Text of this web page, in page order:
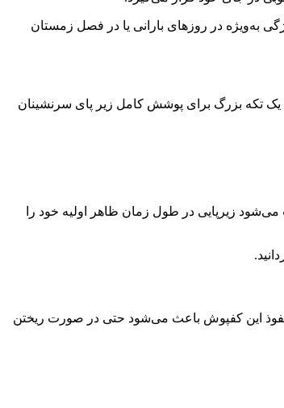
به‌ویژه در روزهای بارانی یا در فصل زمستان
سوم یک تکه بزرگ برای پوشش کامل زیر پای سرنشینان
زیرپایی در طول زمان ظاهر اولیه خود را
بلند و سطح غیرقابل نفوذ این کفپوش باعث می‌شود حتی در صورت ریختن